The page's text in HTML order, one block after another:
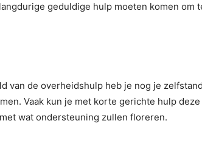
geduldige hulp moeten komen om
van de overheidshulp heb je nog je
Vaak kun je met korte gerichte hulp
wat ondersteuning zullen floreren.